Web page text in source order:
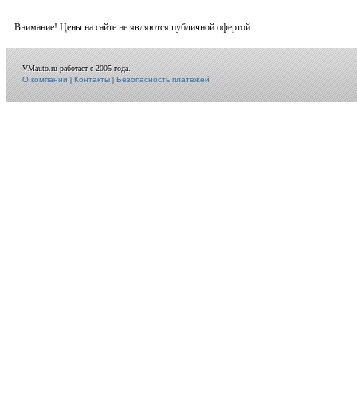
Внимание! Цены на сайте не являются публичной офертой.
VMauto.ru работает с 2005 года.
О компании|Контакты|Безопасность платежей